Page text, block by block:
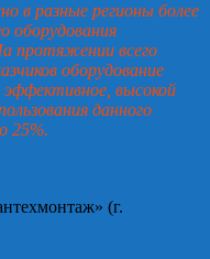
в разные регионы более
оборудования
протяжении всего
оборудование
эффективное, высокой
данного
25%.
(г.